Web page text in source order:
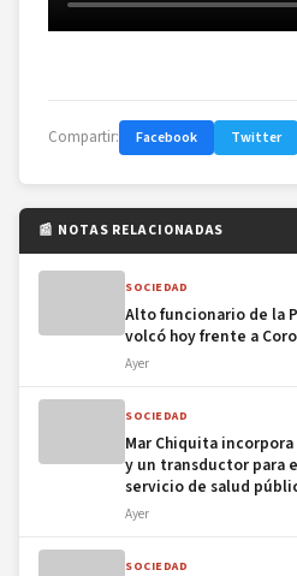
Compartir: Facebook Twitter
📰 NOTAS RELACIONADAS
SOCIEDAD
Alto funcionario de la
volcó hoy frente a
Ayer
SOCIEDAD
Mar Chiquita
y un transductor para
servicio de salud
Ayer
SOCIEDAD